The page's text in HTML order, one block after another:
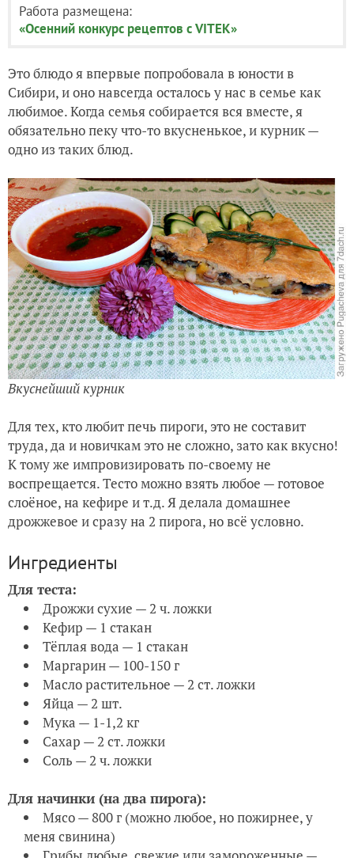
Работа размещена:
«Осенний конкурс рецептов с VITEK»
Это блюдо я впервые попробовала в юности в
Сибири, и оно навсегда осталось у нас в семье как
любимое. Когда семья собирается вся вместе, я
обязательно пеку что-то вкусненькое, и курник —
одно из таких блюд.
Вкуснейший курник
Для тех, кто любит печь пироги, это не составит
труда, да и новичкам это не сложно, зато как вкусно!
К тому же импровизировать по-своему не
воспрещается. Тесто можно взять любое — готовое
слоёное, на кефире и т.д. Я делала домашнее
дрожжевое и сразу на 2 пирога, но всё условно.
Ингредиенты
Для теста:
Дрожжи сухие — 2 ч. ложки
Кефир — 1 стакан
Тёплая вода — 1 стакан
Маргарин — 100-150 г
Масло растительное — 2 ст. ложки
Яйца — 2 шт.
Мука — 1-1,2 кг
Сахар — 2 ст. ложки
Соль — 2 ч. ложки
Для начинки (на два пирога):
Мясо — 800 г (можно любое, но пожирнее, у
меня свинина)